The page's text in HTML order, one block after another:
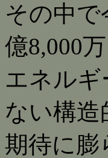
その中で
億8,000
エネル
ない構造
期待に膨